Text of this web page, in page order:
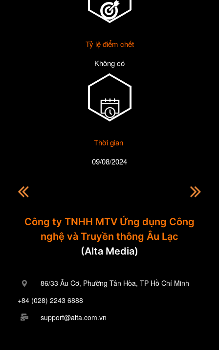
Tỷ lệ điểm chết
Không có
Thời gian
09/08/2024
Công ty TNHH MTV Ứng dụng Công
nghệ và Truyền thông Âu Lạc
(Alta Media)
86/33 Âu Cơ, Phường Tân Hòa, TP Hồ Chí Minh
+84 (028) 2243 6888
support@alta.com.vn